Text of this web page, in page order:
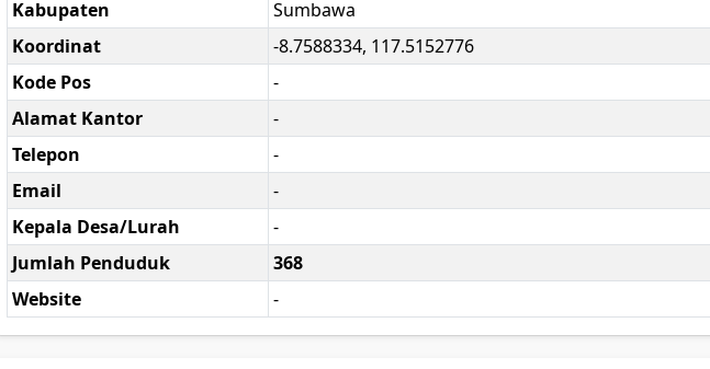
Kabupaten
Sumbawa
Koordinat
-8.7588334, 117.5152776
Kode Pos
-
Alamat Kantor
-
Telepon
-
Email
-
Kepala Desa/Lurah
-
Jumlah Penduduk
368
Website
-